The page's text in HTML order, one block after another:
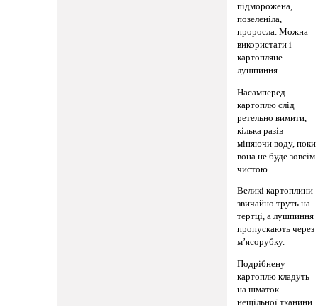
підморожена,
позеленіла,
проросла. Можна
використати і
картопляне
лушпиння.
Насамперед
картоплю слід
ретельно вимити,
кілька разів
міняючи воду, поки
вона не буде зовсім
чистою.
Великі картоплини
звичайно труть на
тертці, а лушпиння
пропускають через
м’ясорубку.
Подрібнену
картоплю кладуть
на шматок
нещільної тканини